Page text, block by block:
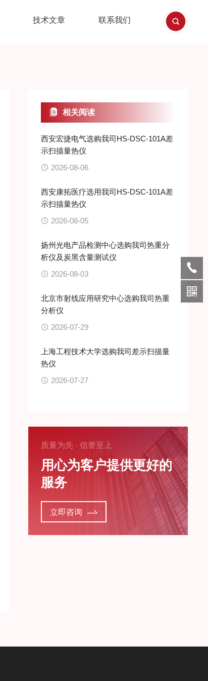
技术文章 联系我们
相关阅读
西安宏捷电气选购我司HS-DSC-101A差
示扫描量热仪
2026-08-06
西安康拓医疗选用我司HS-DSC-101A差
示扫描量热仪
2026-08-05
扬州光电产品检测中心选购我司热重分
析仪及炭黑含量测试仪
2026-08-03
北京市射线应用研究中心选购我司热重
分析仪
2026-07-29
上海工程技术大学选购我司差示扫描量
热仪
2026-07-27
质量为先 · 信誉至上
用心为客户提供更好的
服务
立即咨询